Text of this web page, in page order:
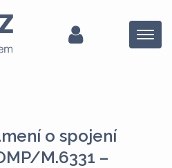
Menu
o spojení
M.6331 –